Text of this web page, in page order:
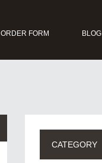
ORDER FORM BLOG
CATEGORY